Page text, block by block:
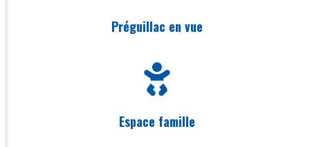
Préguillac en vue
Espace famille